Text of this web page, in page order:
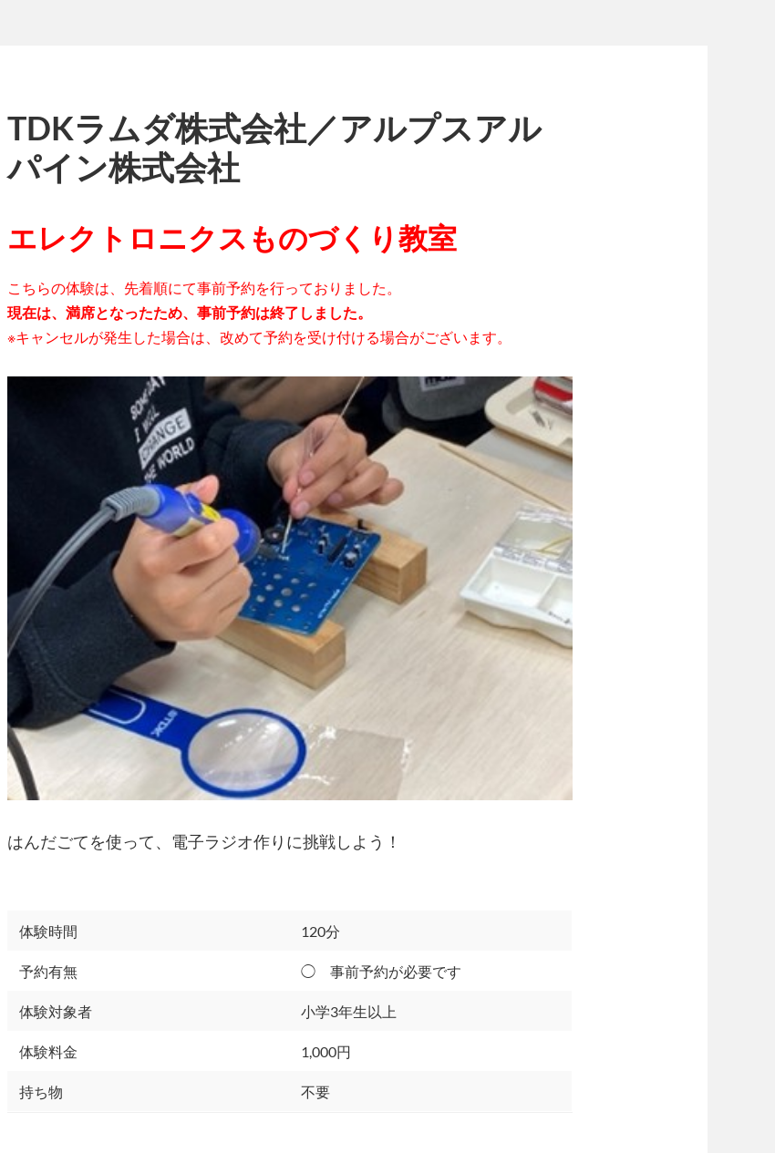
TDKラムダ株式会社／アルプスアル
パイン株式会社
エレクトロニクスものづくり教室
こちらの体験は、先着順にて事前予約を行っておりました。
現在は、満席となったため、事前予約は終了しました。
※キャンセルが発生した場合は、改めて予約を受け付ける場合がございます。
はんだごてを使って、電子ラジオ作りに挑戦しよう！
体験時間 120分
予約有無 ◯ 事前予約が必要です
体験対象者 小学3年生以上
体験料金 1,000円
持ち物 不要